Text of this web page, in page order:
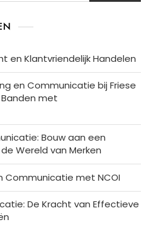
en Klantvriendelijk Handelen
en Communicatie bij Friese
met
Bouw aan een
Wereld van Merken
Communicatie met NCOI
De Kracht van Effectieve